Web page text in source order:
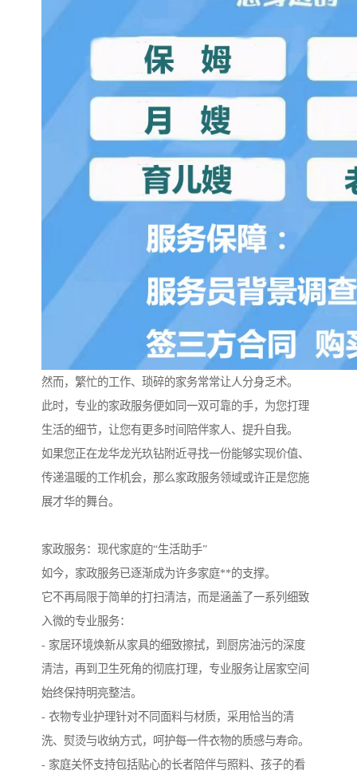
然而，繁忙的工作、琐碎的家务常常让人分身乏术。
此时，专业的家政服务便如同一双可靠的手，为您打理
生活的细节，让您有更多时间陪伴家人、提升自我。
如果您正在龙华龙光玖钻附近寻找一份能够实现价值、
传递温暖的工作机会，那么家政服务领域或许正是您施
展才华的舞台。
家政服务：现代家庭的“生活助手”
如今，家政服务已逐渐成为许多家庭**的支撑。
它不再局限于简单的打扫清洁，而是涵盖了一系列细致
入微的专业服务：
- 家居环境焕新从家具的细致擦拭，到厨房油污的深度
清洁，再到卫生死角的彻底打理，专业服务让居家空间
始终保持明亮整洁。
- 衣物专业护理针对不同面料与材质，采用恰当的清
洗、熨烫与收纳方式，呵护每一件衣物的质感与寿命。
- 家庭关怀支持包括贴心的长者陪伴与照料、孩子的看